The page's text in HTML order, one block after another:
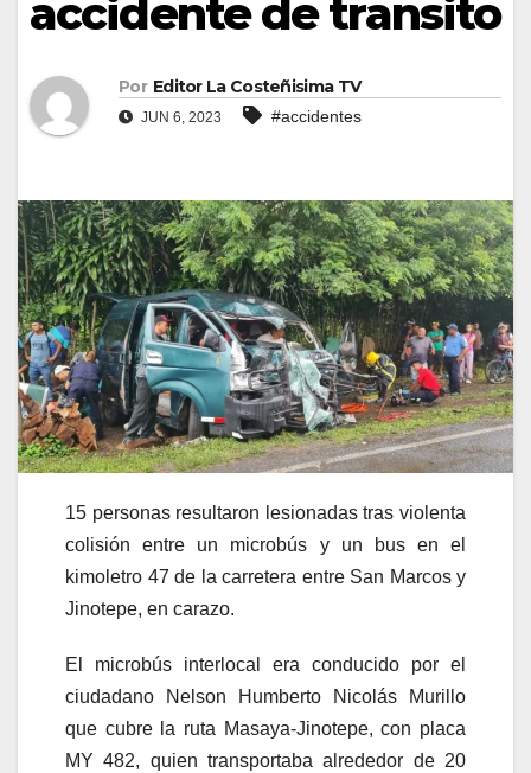
accidente de transito
Por Editor La Costeñisima TV
JUN 6, 2023 #accidentes
15 personas resultaron lesionadas tras violenta
colisión entre un microbús y un bus en el
kimoletro 47 de la carretera entre San Marcos y
Jinotepe, en carazo.
El microbús interlocal era conducido por el
ciudadano Nelson Humberto Nicolás Murillo
que cubre la ruta Masaya-Jinotepe, con placa
MY 482, quien transportaba alrededor de 20